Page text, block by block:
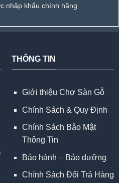
nhập khẩu chính hãng
THÔNG TIN
Giới thiệu Chợ Sàn Gỗ
Chính Sách & Quy Định
Chính Sách Bảo Mật
Thông Tin
Bảo hành – Bảo dưỡng
Chính Sách Đổi Trả Hàng